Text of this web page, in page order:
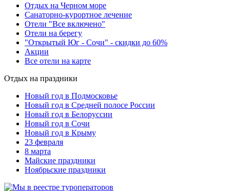
Отдых на Черном море
Санаторно-курортное лечение
Отели "Все включено"
Отели на берегу
"Открытый Юг - Сочи" - скидки до 60%
Акции
Все отели на карте
Отдых на праздники
Новый год в Подмосковье
Новый год в Средней полосе России
Новый год в Белоруссии
Новый год в Сочи
Новый год в Крыму
23 февраля
8 марта
Майские праздники
Ноябрьские праздники